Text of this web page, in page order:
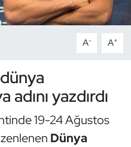
A- A+
adını yazdırdı
19-24 Ağustos
Dünya